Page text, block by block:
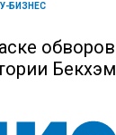
БИЗНЕС
Бекхэм